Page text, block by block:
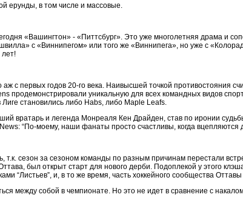
ерунды, в том числе и массовые.
«Вашингтон» - «Питтсбург». Это уже многолетняя драма и
с «Виннипегом» или того же «Виннипега», но уже с
лет!
с первых годов 20-го века. Наивысшей точкой противостояния
продемонстрировали уникальную для всех командных видов
становились либо Habs, либо Maple Leafs.
вратарь и легенда Монреаля Кен Драйден, став по иронии
“По-моему, наши фанаты просто счастливы, когда вцепляются
сезон за сезоном команды по разным причинам перестали
был открыт старт для нового дерби. Подоплекой у этого
“Листьев”, и, в то же время, часть хоккейного сообщества
между собой в чемпионате. Но это не идет в сравнение с